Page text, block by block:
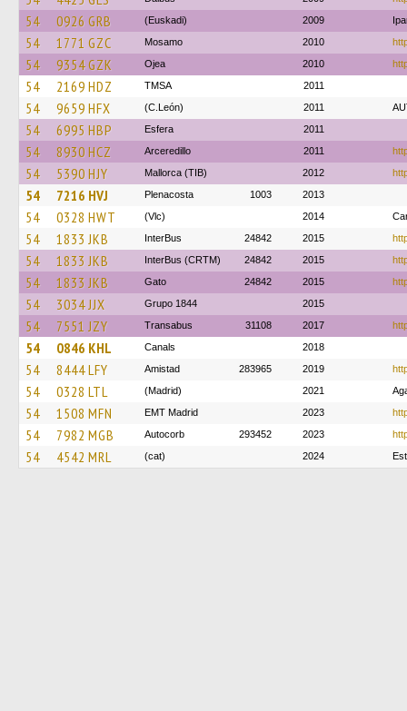
54 0926 GRB (Euskadi) 2009
54 1771 GZC Mosamo 2010
54 9354 GZK Ojea 2010
54 2169 HDZ TMSA 2011
54 9659 HFX (C.León) 2011
54 6995 HBP Esfera 2011
54 8930 HCZ Arceredillo 2011
54 5390 HJY Mallorca (TIB) 2012
54 7216 HVJ Plenacosta 1003 2013
54 0328 HWT (Vlc) 2014
54 1833 JKB InterBus 24842 2015
54 1833 JKB InterBus (CRTM) 24842 2015
54 1833 JKB Gato 24842 2015
54 3034 JJX Grupo 1844 2015
54 7551 JZY Transabus 31108 2017
54 0846 KHL Canals 2018
54 8444 LFY Amistad 283965 2019
54 0328 LTL (Madrid) 2021
54 1508 MFN EMT Madrid 2023
54 7982 MGB Autocorb 293452 2023
54 4542 MRL (cat) 2024